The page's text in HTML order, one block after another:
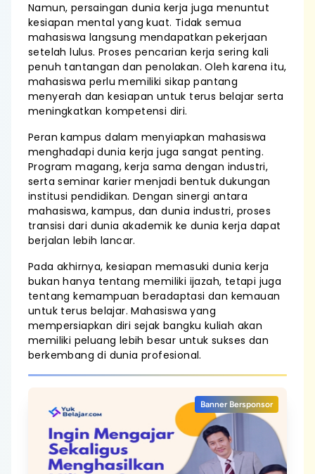
Namun, persaingan dunia kerja juga menuntut
kesiapan mental yang kuat. Tidak semua
mahasiswa langsung mendapatkan pekerjaan
setelah lulus. Proses pencarian kerja sering kali
penuh tantangan dan penolakan. Oleh karena itu,
mahasiswa perlu memiliki sikap pantang
menyerah dan kesiapan untuk terus belajar serta
meningkatkan kompetensi diri.
Peran kampus dalam menyiapkan mahasiswa
menghadapi dunia kerja juga sangat penting.
Program magang, kerja sama dengan industri,
serta seminar karier menjadi bentuk dukungan
institusi pendidikan. Dengan sinergi antara
mahasiswa, kampus, dan dunia industri, proses
transisi dari dunia akademik ke dunia kerja dapat
berjalan lebih lancar.
Pada akhirnya, kesiapan memasuki dunia kerja
bukan hanya tentang memiliki ijazah, tetapi juga
tentang kemampuan beradaptasi dan kemauan
untuk terus belajar. Mahasiswa yang
mempersiapkan diri sejak bangku kuliah akan
memiliki peluang lebih besar untuk sukses dan
berkembang di dunia profesional.
Banner Bersponsor